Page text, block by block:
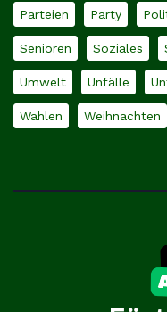
Parteien Party
Senioren Soziales
Umwelt Unfälle
Wahlen Weihnachten